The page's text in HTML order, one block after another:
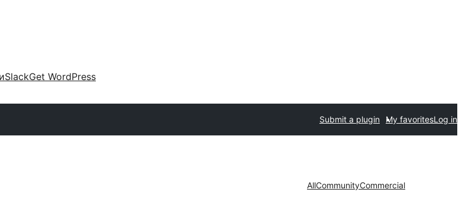
SlackGet WordPress
Submit a plugin My favoritesLog in
AllCommunityCommercial